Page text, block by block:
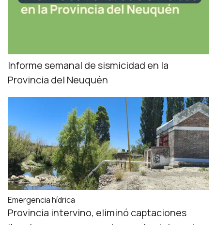
Informe semanal de sismicidad en la
Provincia del Neuquén
Emergencia hídrica
Provincia intervino, eliminó captaciones